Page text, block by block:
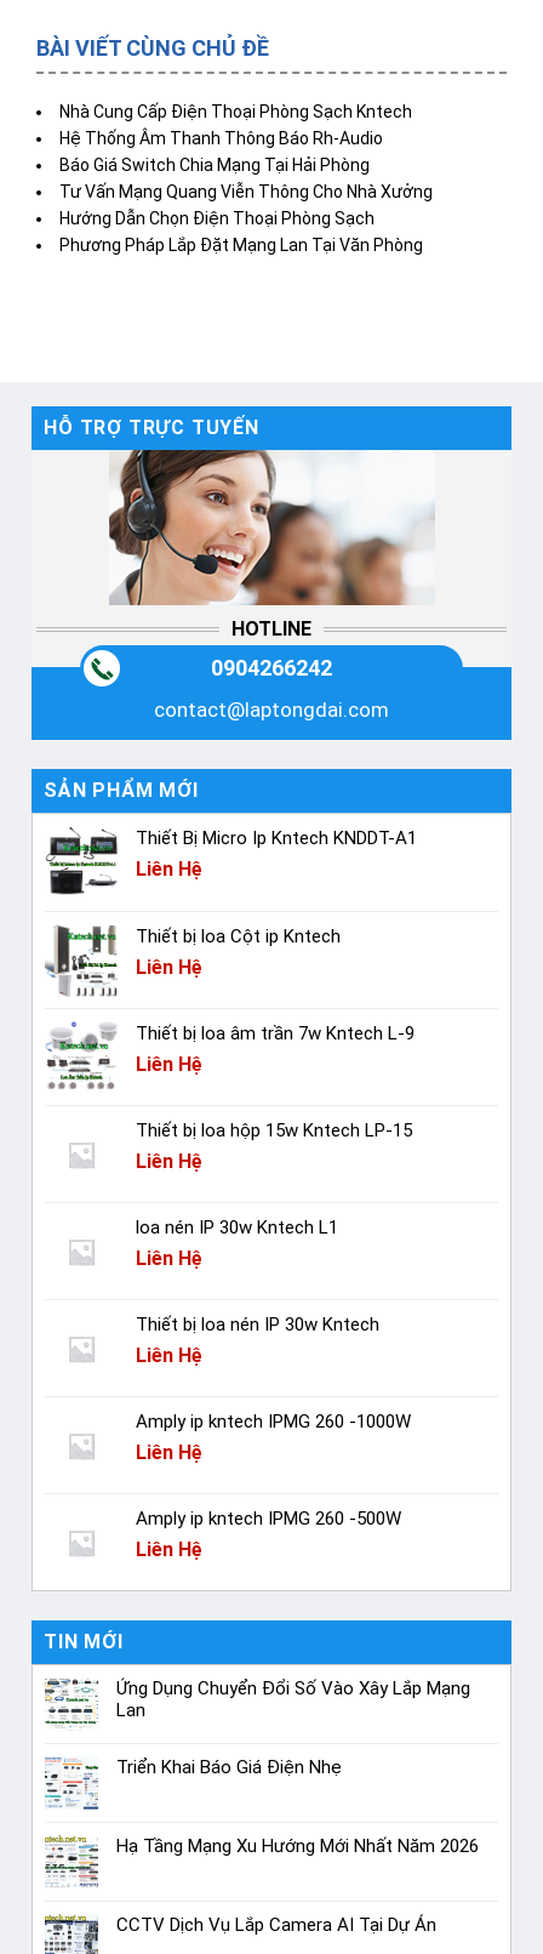
HỖ TRỢ TRỰC TUYẾN
HOTLINE
0904266242
contact@laptongdai.com
SẢN PHẨM MỚI
Thiết Bị Micro Ip Kntech KNDDT-A1
Liên Hệ
Thiết bị loa Cột ip Kntech
Liên Hệ
Thiết bị loa âm trần 7w Kntech L-9
Liên Hệ
Thiết bị loa hộp 15w Kntech LP-15
Liên Hệ
loa nén IP 30w Kntech L1
Liên Hệ
Thiết bị loa nén IP 30w Kntech
Liên Hệ
Amply ip kntech IPMG 260 -1000W
Liên Hệ
Amply ip kntech IPMG 260 -500W
Liên Hệ
TIN MỚI
Ứng Dụng Chuyển Đổi Số Vào Xây Lắp Mạng
Lan
Triển Khai Báo Giá Điện Nhẹ
Hạ Tầng Mạng Xu Hướng Mới Nhất Năm 2026
CCTV Dịch Vụ Lắp Camera AI Tại Dự Án
BÀI VIẾT CÙNG CHỦ ĐỀ
Nhà Cung Cấp Điện Thoại Phòng Sạch Kntech
Hệ Thống Âm Thanh Thông Báo Rh-Audio
Báo Giá Switch Chia Mạng Tại Hải Phòng
Tư Vấn Mạng Quang Viễn Thông Cho Nhà Xưởng
Hướng Dẫn Chọn Điện Thoại Phòng Sạch
Phương Pháp Lắp Đặt Mạng Lan Tại Văn Phòng